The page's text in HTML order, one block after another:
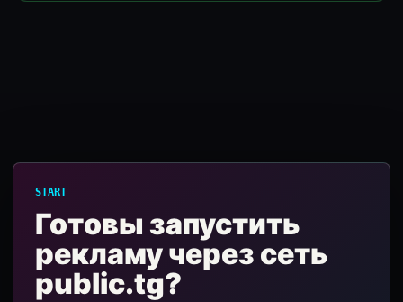
START
Готовы запустить
рекламу через сеть
public.tg?